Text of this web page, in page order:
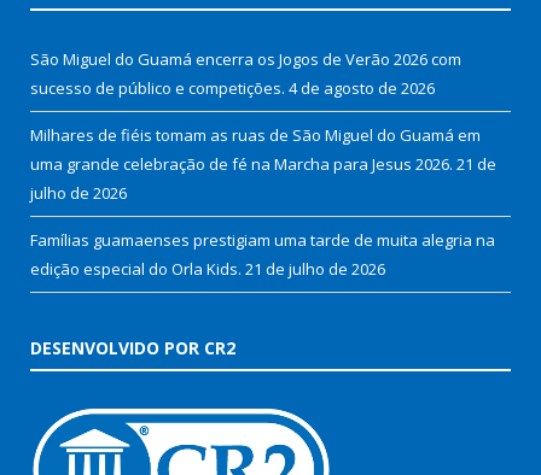
São Miguel do Guamá encerra os Jogos de Verão 2026 com
sucesso de público e competições. 4 de agosto de 2026
Milhares de fiéis tomam as ruas de São Miguel do Guamá em
uma grande celebração de fé na Marcha para Jesus 2026. 21 de
julho de 2026
Famílias guamaenses prestigiam uma tarde de muita alegria na
edição especial do Orla Kids. 21 de julho de 2026
DESENVOLVIDO POR CR2